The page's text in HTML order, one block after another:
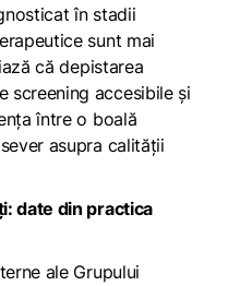
în stadii
sunt mai
că depistarea
screening accesibile și
între o boală
asupra calității
date din practica
ale Grupului